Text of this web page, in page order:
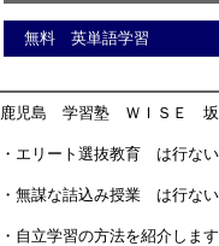
無料 英単語学習
鹿児島 学習塾 ＷＩＳＥ 坂
・エリート選抜教育 は行ない
・無謀な詰込み授業 は行ない
・自立学習の方法を紹介します